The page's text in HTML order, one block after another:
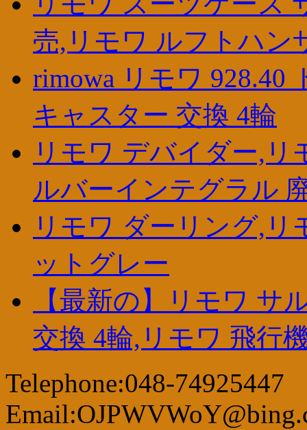
売,リモワ ルフトハン
rimowa リモワ 928.40
キャスター 交換 4輪
リモワ デバイダー,
ルバーインテグラル
リモワ ダーリング,
ットグレー
【最新の】リモワ サ
交換 4輪,リモワ 飛行
Telephone:048-74925447